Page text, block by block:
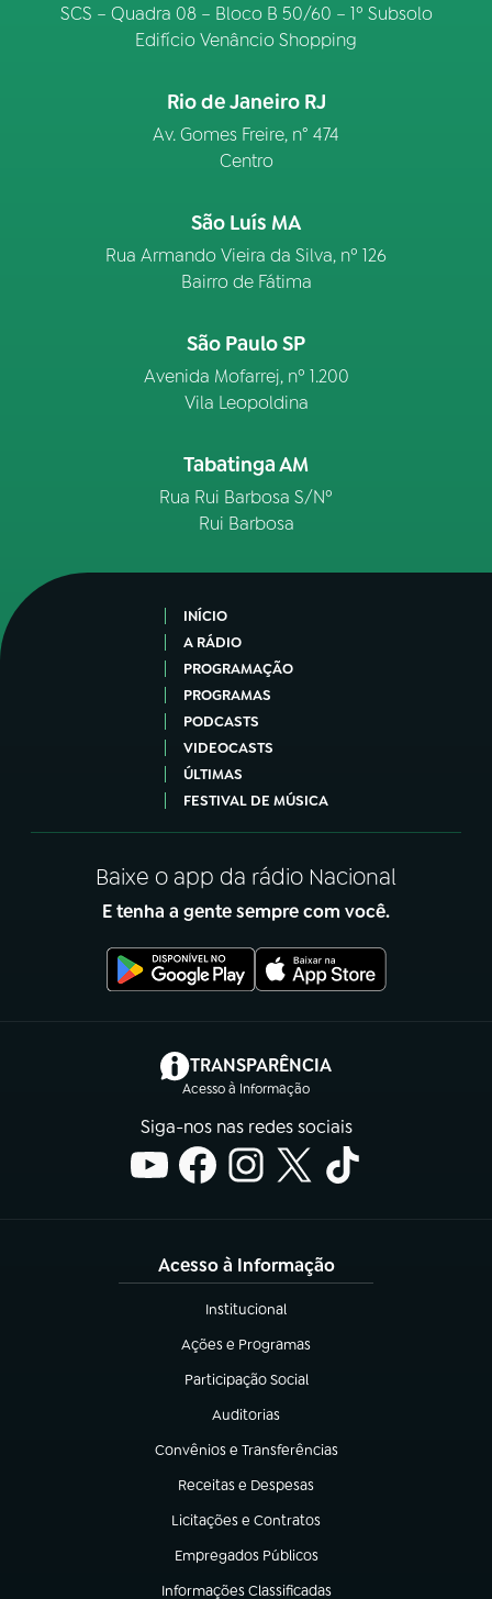
SCS – Quadra 08 – Bloco B 50/60 – 1º Subsolo
Edifício Venâncio Shopping
Rio de Janeiro RJ
Av. Gomes Freire, n° 474
Centro
São Luís MA
Rua Armando Vieira da Silva, nº 126
Bairro de Fátima
São Paulo SP
Avenida Mofarrej, nº 1.200
Vila Leopoldina
Tabatinga AM
Rua Rui Barbosa S/Nº
Rui Barbosa
INÍCIO
A RÁDIO
PROGRAMAÇÃO
PROGRAMAS
PODCASTS
VIDEOCASTS
ÚLTIMAS
FESTIVAL DE MÚSICA
Baixe o app da rádio Nacional
E tenha a gente sempre com você.
TRANSPARÊNCIA
Acesso à Informação
(abre em nova aba)
Siga-nos nas redes sociais
Acesso à Informação
Institucional
(abre em nova aba)
Ações e Programas
(abre em nova aba)
Participação Social
(abre em nova aba)
Auditorias
(abre em nova aba)
Convênios e Transferências
(abre em nova aba)
Receitas e Despesas
(abre em nova aba)
Licitações e Contratos
(abre em nova aba)
Empregados Públicos
(abre em nova aba)
Informações Classificadas